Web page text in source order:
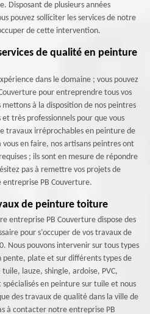
Disposant de plusieurs années
pouvez solliciter les services de notre
de cette intervention.
de qualité en peinture
dans le domaine ; vous pouvez
pour entreprendre tous vos
à la disposition de nos peintres
très professionnels pour que vous
travaux irréprochables en peinture de
vous en faire, nos artisans peintres ont
; ils sont en mesure de répondre
pas à remettre vos projets de
PB Couverture.
de peinture toiture
entreprise PB Couverture dispose des
pour s’occuper de vos travaux de
Nous pouvons intervenir sur tous types
plate et sur différents types de
lauze, shingle, ardoise, PVC,
en peinture sur tuile et nous
des travaux de qualité dans la ville de
à contacter notre entreprise PB